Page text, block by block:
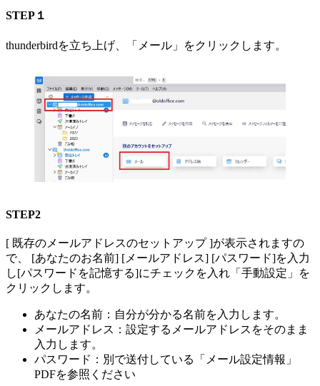
STEP１
thunderbirdを立ち上げ、「メール」をクリックします。
STEP2
[ 既存のメールアドレスのセットアップ ]が表示されますの
で、 [あなたのお名前] [メールアドレス] [パスワード]を入力
し[パスワードを記憶する]にチェックを入れ「手動設定」を
クリックします。
あなたの名前：自分が分かる名前を入力します。
メールアドレス：設定するメールアドレスをそのまま
入力します。
パスワード：別で送付している「メール設定情報」
PDFを参照ください